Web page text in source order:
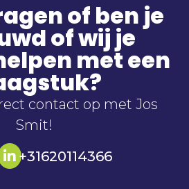
of ben je
of wij je
met een
contact op met Jos
Smit!
+31620114366